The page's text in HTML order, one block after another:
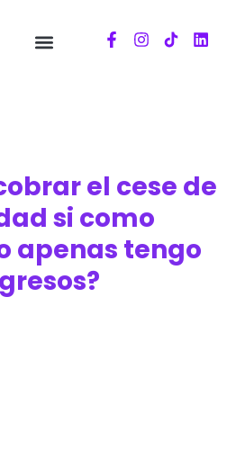
el cese de
si como
apenas tengo